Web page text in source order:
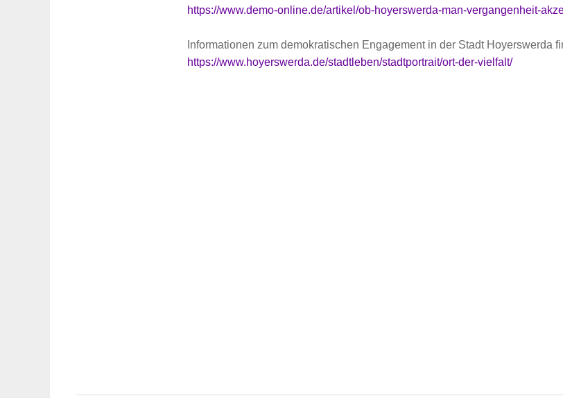
https://www.demo-online.de/artikel/ob-hoyerswerda-man-vergangenheit-
Informationen zum demokratischen Engagement in der Stadt Hoyerswerda
https://www.hoyerswerda.de/stadtleben/stadtportrait/ort-der-vielfalt/